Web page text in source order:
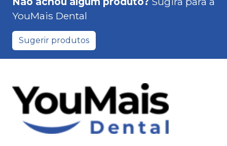
YouMais Dental
Sugerir produtos